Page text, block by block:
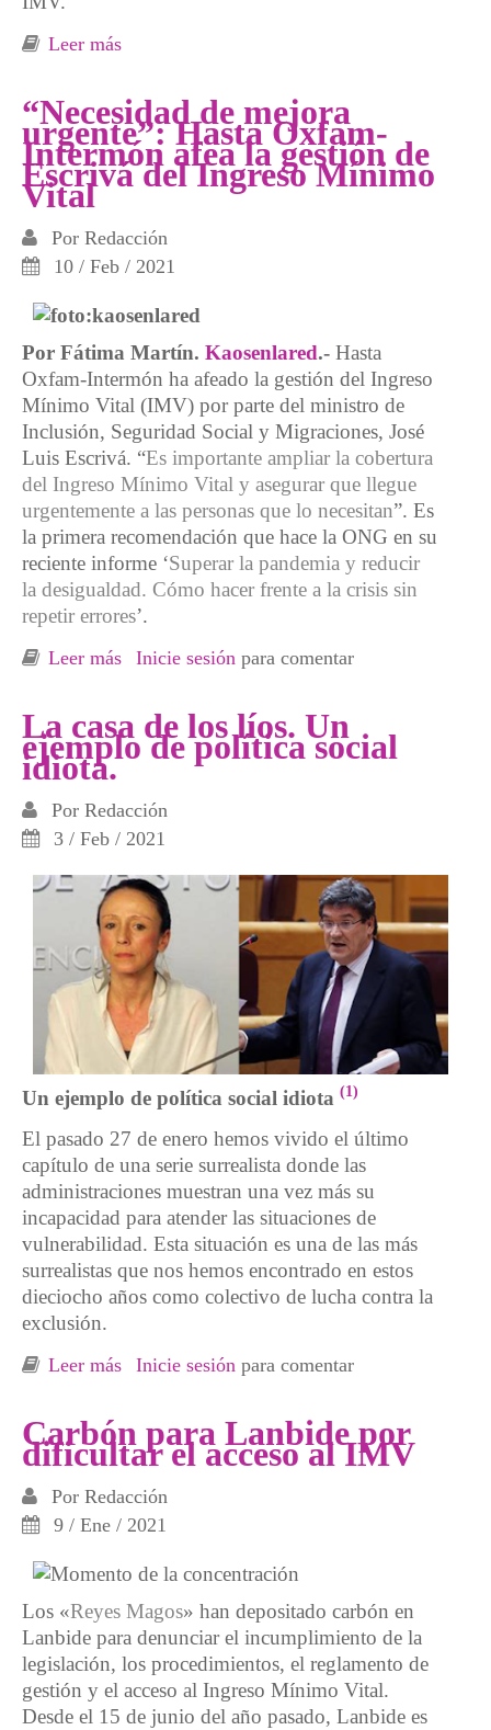
Leer más
“Necesidad de mejora
urgente”: Hasta Oxfam-
Intermón afea la gestión de
Escrivá del Ingreso Mínimo
Vital
Por Redacción
10 / Feb / 2021
Por Fátima Martín. Kaosenlared.- Hasta
Oxfam-Intermón ha afeado la gestión del Ingreso
Mínimo Vital (IMV) por parte del ministro de
Inclusión, Seguridad Social y Migraciones, José
Luis Escrivá. “Es importante ampliar la cobertura
del Ingreso Mínimo Vital y asegurar que llegue
urgentemente a las personas que lo necesitan”. Es
la primera recomendación que hace la ONG en su
reciente informe ‘Superar la pandemia y reducir
la desigualdad. Cómo hacer frente a la crisis sin
repetir errores’.
Leer más sobre “Necesidad de mejora urgente”: Hasta
del Ingreso Mínimo Vital
Inicie sesión para comentar
La casa de los líos. Un
ejemplo de política social
idiota.
Por Redacción
3 / Feb / 2021
Un ejemplo de política social idiota (1)
El pasado 27 de enero hemos vivido el último
capítulo de una serie surrealista donde las
administraciones muestran una vez más su
incapacidad para atender las situaciones de
vulnerabilidad. Esta situación es una de las más
surrealistas que nos hemos encontrado en estos
dieciocho años como colectivo de lucha contra la
exclusión.
Leer más sobre La casa de los líos. Un ejemplo de
Inicie sesión para comentar
Carbón para Lanbide por
dificultar el acceso al IMV
Por Redacción
9 / Ene / 2021
Los «Reyes Magos» han depositado carbón en
Lanbide para denunciar el incumplimiento de la
legislación, los procedimientos, el reglamento de
gestión y el acceso al Ingreso Mínimo Vital.
Desde el 15 de junio del año pasado, Lanbide es